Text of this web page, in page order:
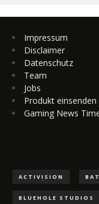
Impressum
Disclaimer
Datenschutz
Team
Jobs
Produkt einsenden
Gaming News
ACTIVISION
BLUEHOLE STUDIOS